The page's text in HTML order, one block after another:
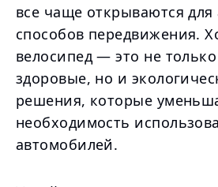
все чаще открываются для
способов передвижения.
велосипед — это не
здоровые, но и
решения, которые
необходимость
автомобилей.